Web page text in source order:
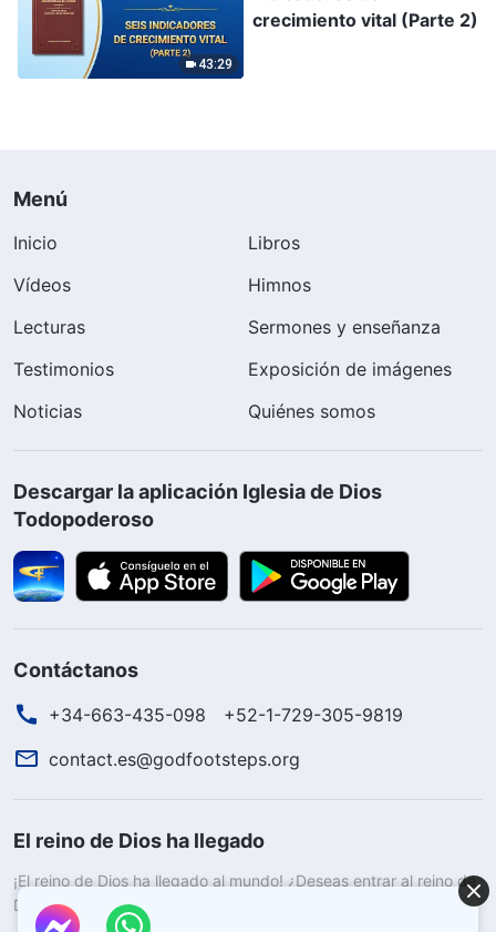
43:29
crecimiento vital (Parte 2)
Menú
Inicio
Libros
Vídeos
Himnos
Lecturas
Sermones y enseñanza
Testimonios
Exposición de imágenes
Noticias
Quiénes somos
Descargar la aplicación Iglesia de Dios
Todopoderoso
Contáctanos
+34-663-435-098
+52-1-729-305-9819
contact.es@godfootsteps.org
El reino de Dios ha llegado
¡El reino de Dios ha llegado al mundo! ¿Deseas entrar al reino de
Dios? Saber más